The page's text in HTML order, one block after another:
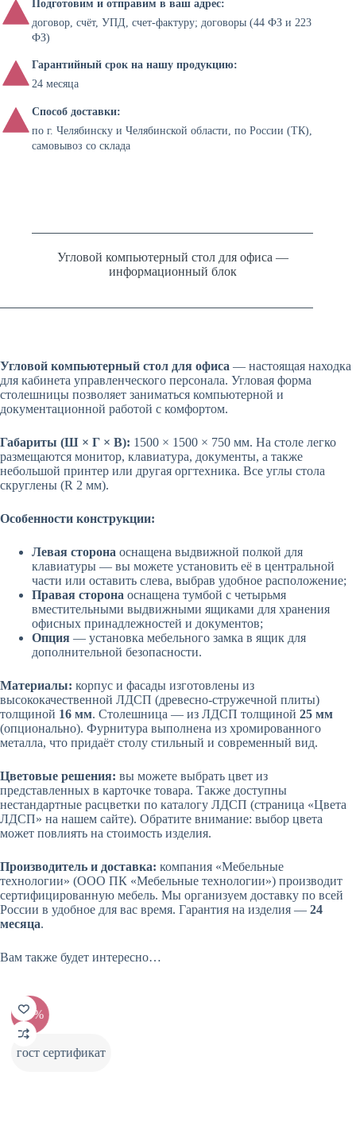
Подготовим и отправим в ваш адрес:
договор, счёт, УПД, счет-фактуру; договоры (44 ФЗ и 223
ФЗ)
Гарантийный срок на нашу продукцию:
24 месяца
Способ доставки:
по г. Челябинску и Челябинской области, по России (ТК),
самовывоз со склада
Угловой компьютерный стол для офиса —
информационный блок
Угловой компьютерный стол для офиса — настоящая находка
для кабинета управленческого персонала. Угловая форма
столешницы позволяет заниматься компьютерной и
документационной работой с комфортом.
Габариты (Ш × Г × В): 1500 × 1500 × 750 мм. На столе легко
размещаются монитор, клавиатура, документы, а также
небольшой принтер или другая оргтехника. Все углы стола
скруглены (R 2 мм).
Особенности конструкции:
Левая сторона оснащена выдвижной полкой для
клавиатуры — вы можете установить её в центральной
части или оставить слева, выбрав удобное расположение;
Правая сторона оснащена тумбой с четырьмя
вместительными выдвижными ящиками для хранения
офисных принадлежностей и документов;
Опция — установка мебельного замка в ящик для
дополнительной безопасности.
Материалы: корпус и фасады изготовлены из
высококачественной ЛДСП (древесно-стружечной плиты)
толщиной 16 мм. Столешница — из ЛДСП толщиной 25 мм
(опционально). Фурнитура выполнена из хромированного
металла, что придаёт столу стильный и современный вид.
Цветовые решения: вы можете выбрать цвет из
представленных в карточке товара. Также доступны
нестандартные расцветки по каталогу ЛДСП (страница «Цвета
ЛДСП» на нашем сайте). Обратите внимание: выбор цвета
может повлиять на стоимость изделия.
Производитель и доставка: компания «Мебельные
технологии» (ООО ПК «Мебельные технологии») производит
сертифицированную мебель. Мы организуем доставку по всей
России в удобное для вас время. Гарантия на изделия — 24
месяца.
Вам также будет интересно…
-20%
гост сертификат